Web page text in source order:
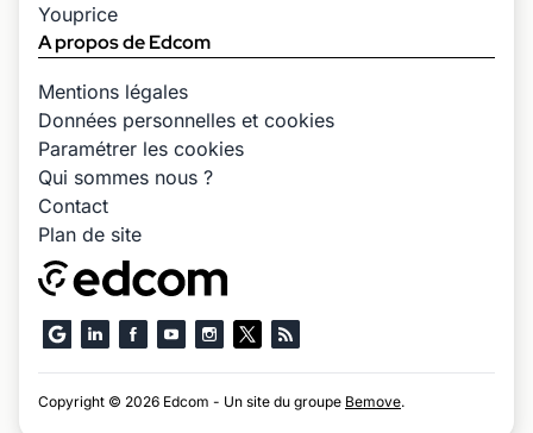
Youprice
A propos de Edcom
Mentions légales
Données personnelles et cookies
Paramétrer les cookies
Qui sommes nous ?
Contact
Plan de site
Copyright © 2026 Edcom - Un site du groupe Bemove.